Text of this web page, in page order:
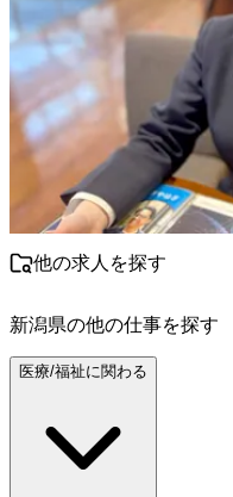
他の求人を探す
新潟県の他の仕事を探す
医療/福祉に関わる